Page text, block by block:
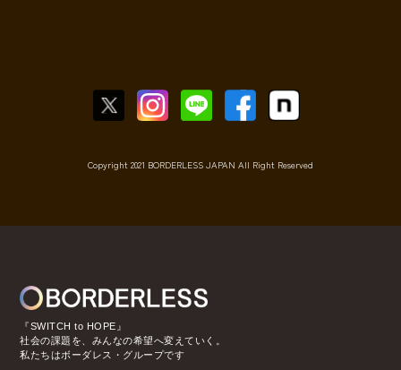
Copyright 2021 BORDERLESS JAPAN All Right Reserved
『SWITCH to HOPE』
社会の課題を、みんなの希望へ変えていく。
私たちはボーダレス・グループです